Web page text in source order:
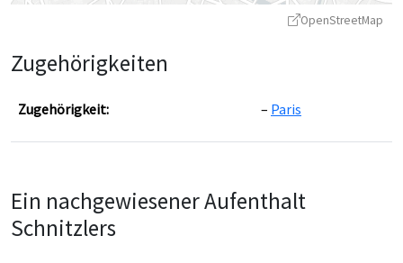
OpenStreetMap
Zugehörigkeiten
Zugehörigkeit: Paris
Ein nachgewiesener Aufenthalt
Schnitzlers